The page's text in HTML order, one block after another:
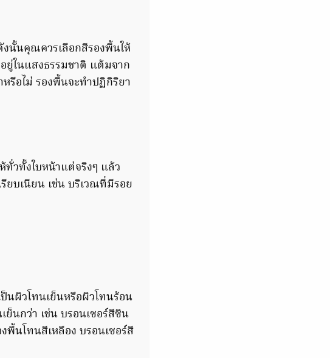
งนั้นคุณควรเลือกสีรองพื้นให้
ในแสงธรรมชาติ แต้มจาก
รือไม่ รองพื้นจะทำปฏิกิริยา
วทั้งใบหน้าแต่จริงๆ แล้ว
ยบเนียน เช่น บริเวณที่มีรอย
นผิวโทนเย็นหรือผิวโทนร้อน
นกว่า เช่น บรอนเซอร์สีซิน
พื้นโทนสีเหลือง บรอนเซอร์สี